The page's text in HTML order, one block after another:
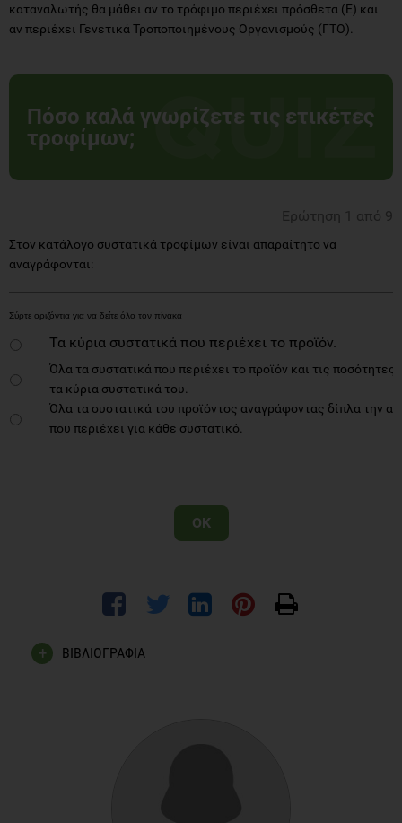
καταναλωτής θα μάθει αν το τρόφιμο περιέχει πρόσθετα (Ε) και
αν περιέχει Γενετικά Τροποποιημένους Οργανισμούς (ΓΤΟ).
Πόσο καλά γνωρίζετε τις ετικέτες
τροφίμων;
Ερώτηση 1 από 9
Στον κατάλογο συστατικά τροφίμων είναι απαραίτητο να
αναγράφονται:
Τα κύρια συστατικά που περιέχει το προϊόν.
Όλα τα συστατικά που περιέχει το προϊόν και τις ποσότητες
τα κύρια συστατικά του.
Όλα τα συστατικά του προϊόντος αναγράφοντας δίπλα την
που περιέχει για κάθε συστατικό.
OK
ΒΙΒΛΙΟΓΡΑΦΙΑ